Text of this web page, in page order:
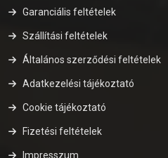
Garanciális feltételek
Szállítási feltételek
Általános szerződési feltételek
Adatkezelési tájékoztató
Cookie tájékoztató
Fizetési feltételek
Impresszum